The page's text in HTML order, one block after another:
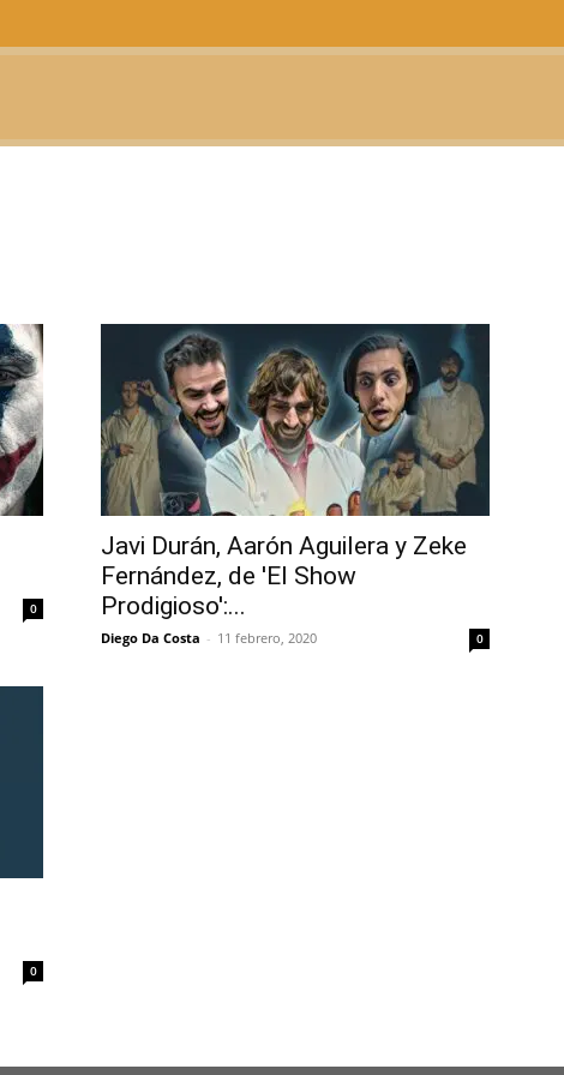
0
Javi Durán, Aarón Aguilera y Zeke
Fernández, de 'El Show
Prodigioso':...
Diego Da Costa - 11 febrero, 2020 0
0